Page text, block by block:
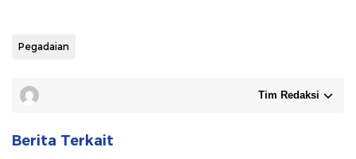
Pegadaian
Tim Redaksi
Berita Terkait